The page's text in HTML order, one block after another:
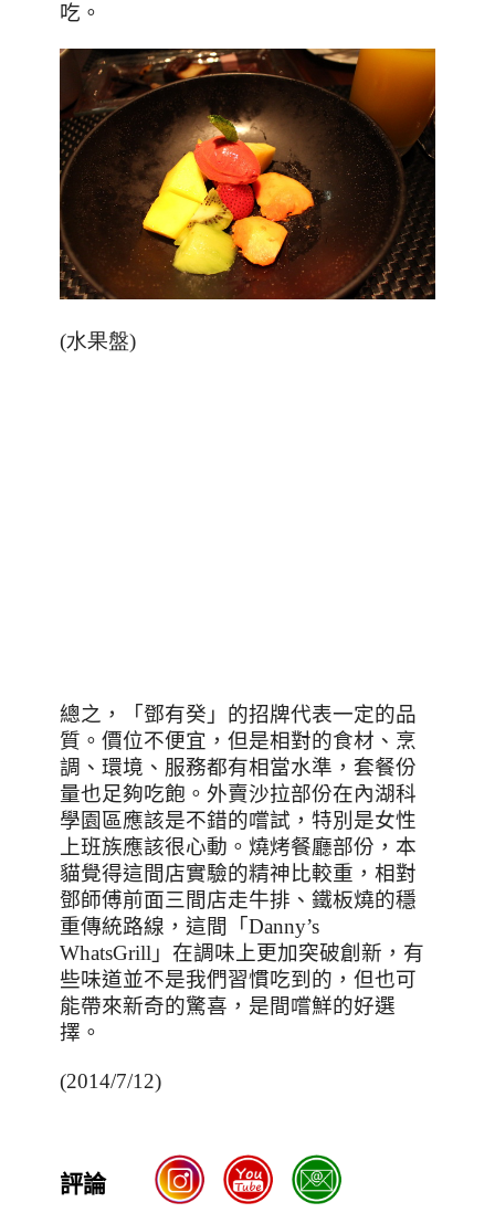
吃。
(水果盤)
總之，「鄧有癸」的招牌代表一定的品
質。價位不便宜，但是相對的食材、烹
調、環境、服務都有相當水準，套餐份
量也足夠吃飽。外賣沙拉部份在內湖科
學園區應該是不錯的嚐試，特別是女性
上班族應該很心動。燒烤餐廳部份，本
貓覺得這間店實驗的精神比較重，相對
鄧師傅前面三間店走牛排、鐵板燒的穩
重傳統路線，這間「 Danny’s
WhatsGrill 」在調味上更加突破創新，有
些味道並不是我們習慣吃到的，但也可
能帶來新奇的驚喜，是間嚐鮮的好選
擇。
(2014/7/12)
評論